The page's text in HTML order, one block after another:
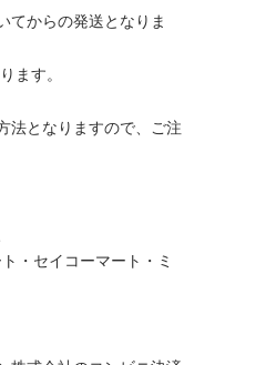
てからの発送となりま
ます。
法となりますので、ご注
・セイコーマート・ミ